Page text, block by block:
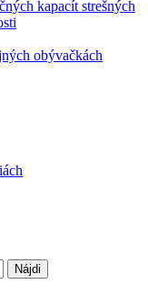
kapacít strešných
obývačkách